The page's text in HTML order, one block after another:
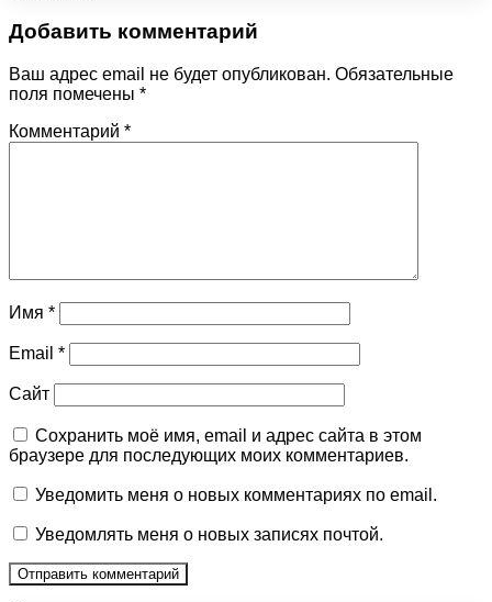
Добавить комментарий
Ваш адрес email не будет опубликован. Обязательные
поля помечены *
Комментарий *
Имя *
Email *
Сайт
Сохранить моё имя, email и адрес сайта в этом
браузере для последующих моих комментариев.
Уведомить меня о новых комментариях по email.
Уведомлять меня о новых записях почтой.